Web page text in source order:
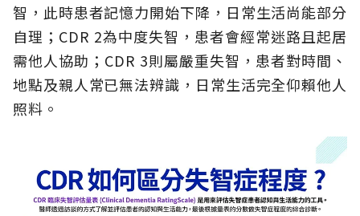
智，此時患者記憶力開始下降，日常生活尚能部分
自理；CDR 2為中度失智，患者會經常迷路且起居
需他人協助；CDR 3則屬嚴重失智，患者對時間、
地點及親人常已無法辨識，日常生活完全仰賴他人
照料。